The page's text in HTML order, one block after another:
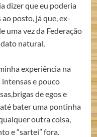
dizer que eu poderia
posto, já que, ex-
uma vez da Federação
natural,
experiência na
intensas e pouco
de egos e
bater uma pontinha
outra coisa,
e “sartei” fora.